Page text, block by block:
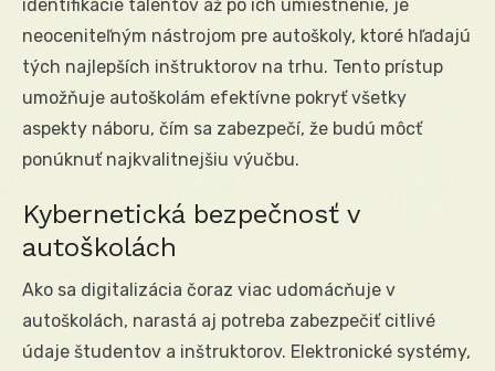
identifikácie talentov až po ich umiestnenie, je
neoceniteľným nástrojom pre autoškoly, ktoré hľadajú
tých najlepších inštruktorov na trhu. Tento prístup
umožňuje autoškolám efektívne pokryť všetky
aspekty náboru, čím sa zabezpečí, že budú môcť
ponúknuť najkvalitnejšiu výučbu.
Kybernetická bezpečnosť v
autoškolách
Ako sa digitalizácia čoraz viac udomácňuje v
autoškolách, narastá aj potreba zabezpečiť citlivé
údaje študentov a inštruktorov. Elektronické systémy,